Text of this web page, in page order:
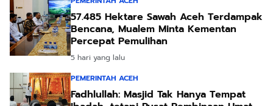
57.485 Hektare Sawah Aceh Terdampak
Bencana, Mualem Minta Kementan
Percepat Pemulihan
5 hari yang lalu
PEMERINTAH ACEH
Fadhlullah: Masjid Tak Hanya Tempat